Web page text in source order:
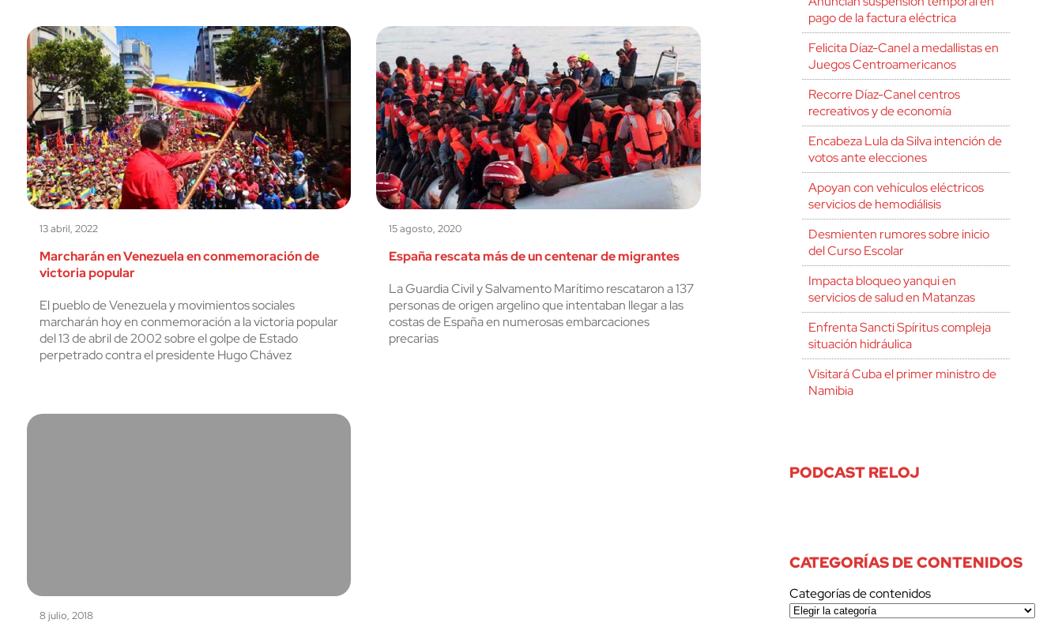
cerrar
13 abril, 2022
Marcharán en Venezuela en conmemoración de
victoria popular
El pueblo de Venezuela y movimientos sociales
marcharán hoy en conmemoración a la victoria popular
del 13 de abril de 2002 sobre el golpe de Estado
perpetrado contra el presidente Hugo Chávez
15 agosto, 2020
España rescata más de un centenar de migrantes
La Guardia Civil y Salvamento Marítimo rescataron a 137
personas de origen argelino que intentaban llegar a las
costas de España en numerosas embarcaciones
precarias
8 julio, 2018
pago de la factura eléctrica
Felicita Díaz-Canel a medallistas en
Juegos Centroamericanos
Recorre Díaz-Canel centros
recreativos y de economía
Encabeza Lula da Silva intención de
votos ante elecciones
Apoyan con vehículos eléctricos
servicios de hemodiálisis
Desmienten rumores sobre inicio
del Curso Escolar
Impacta bloqueo yanqui en
servicios de salud en Matanzas
Enfrenta Sancti Spíritus compleja
situación hidráulica
Visitará Cuba el primer ministro de
Namibia
PODCAST RELOJ
CATEGORÍAS DE CONTENIDOS
Categorías de contenidos